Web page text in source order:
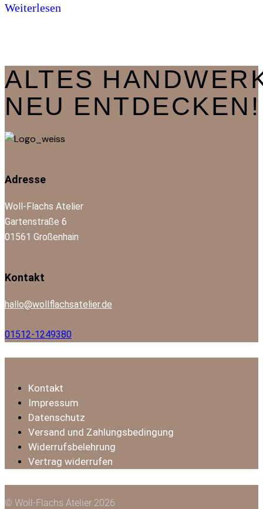
Weiterlesen
ALTES
NEU ENTDECKEN!
Adresse
Woll-Flachs Atelier
Gartenstraße 6
01561 Großenhain
1
empty
Kontakt
hallo@wollflachsatelier.de
01512-1249380
Kontakt
Impressum
Datenschutz
Versand und Zahlungsbedingung
Widerrufsbelehrung
Vertrag widerrufen
© Woll-Flachs Atelier 2026